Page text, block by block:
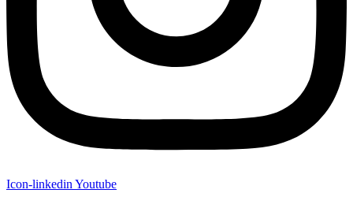
Icon-linkedin Youtube